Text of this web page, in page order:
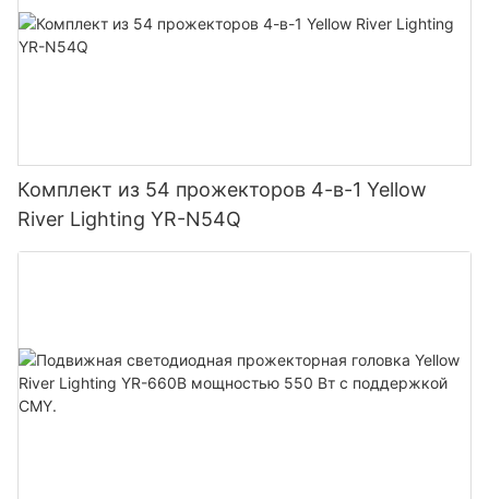
Комплект из 54 прожекторов 4-в-1 Yellow
River Lighting YR-N54Q